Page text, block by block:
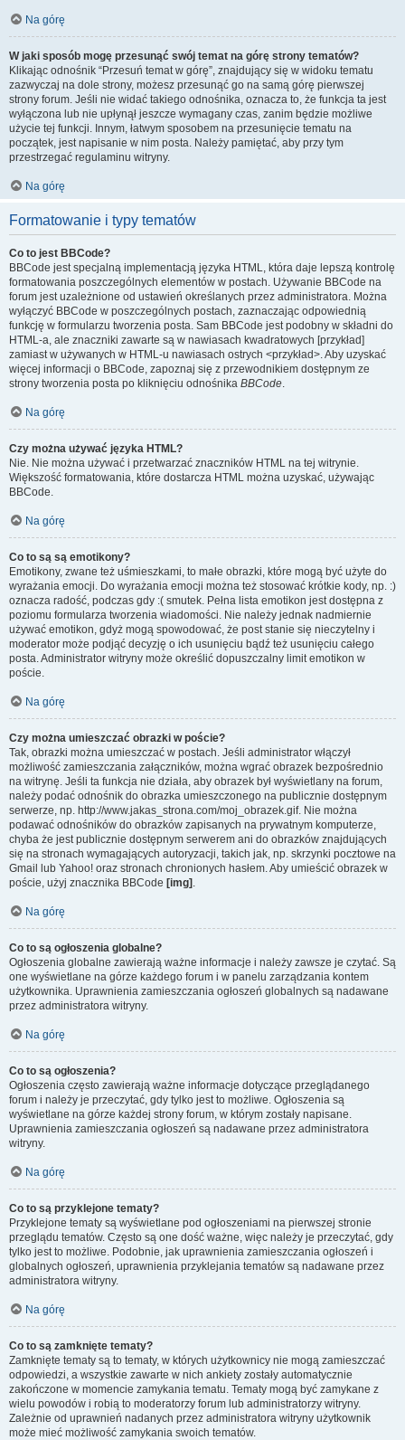
Na górę
W jaki sposób mogę przesunąć swój temat na górę strony tematów?
Klikając odnośnik “Przesuń temat w górę”, znajdujący się w widoku tematu
zazwyczaj na dole strony, możesz przesunąć go na samą górę pierwszej
strony forum. Jeśli nie widać takiego odnośnika, oznacza to, że funkcja ta jest
wyłączona lub nie upłynął jeszcze wymagany czas, zanim będzie możliwe
użycie tej funkcji. Innym, łatwym sposobem na przesunięcie tematu na
początek, jest napisanie w nim posta. Należy pamiętać, aby przy tym
przestrzegać regulaminu witryny.
Na górę
Formatowanie i typy tematów
Co to jest BBCode?
BBCode jest specjalną implementacją języka HTML, która daje lepszą kontrolę
formatowania poszczególnych elementów w postach. Używanie BBCode na
forum jest uzależnione od ustawień określanych przez administratora. Można
wyłączyć BBCode w poszczególnych postach, zaznaczając odpowiednią
funkcję w formularzu tworzenia posta. Sam BBCode jest podobny w składni do
HTML-a, ale znaczniki zawarte są w nawiasach kwadratowych [przykład]
zamiast w używanych w HTML-u nawiasach ostrych <przykład>. Aby uzyskać
więcej informacji o BBCode, zapoznaj się z przewodnikiem dostępnym ze
strony tworzenia posta po kliknięciu odnośnika BBCode.
Na górę
Czy można używać języka HTML?
Nie. Nie można używać i przetwarzać znaczników HTML na tej witrynie.
Większość formatowania, które dostarcza HTML można uzyskać, używając
BBCode.
Na górę
Co to są są emotikony?
Emotikony, zwane też uśmieszkami, to małe obrazki, które mogą być użyte do
wyrażania emocji. Do wyrażania emocji można też stosować krótkie kody, np. :)
oznacza radość, podczas gdy :( smutek. Pełna lista emotikon jest dostępna z
poziomu formularza tworzenia wiadomości. Nie należy jednak nadmiernie
używać emotikon, gdyż mogą spowodować, że post stanie się nieczytelny i
moderator może podjąć decyzję o ich usunięciu bądź też usunięciu całego
posta. Administrator witryny może określić dopuszczalny limit emotikon w
poście.
Na górę
Czy można umieszczać obrazki w poście?
Tak, obrazki można umieszczać w postach. Jeśli administrator włączył
możliwość zamieszczania załączników, można wgrać obrazek bezpośrednio
na witrynę. Jeśli ta funkcja nie działa, aby obrazek był wyświetlany na forum,
należy podać odnośnik do obrazka umieszczonego na publicznie dostępnym
serwerze, np. http://www.jakas_strona.com/moj_obrazek.gif. Nie można
podawać odnośników do obrazków zapisanych na prywatnym komputerze,
chyba że jest publicznie dostępnym serwerem ani do obrazków znajdujących
się na stronach wymagających autoryzacji, takich jak, np. skrzynki pocztowe na
Gmail lub Yahoo! oraz stronach chronionych hasłem. Aby umieścić obrazek w
poście, użyj znacznika BBCode [img].
Na górę
Co to są ogłoszenia globalne?
Ogłoszenia globalne zawierają ważne informacje i należy zawsze je czytać. Są
one wyświetlane na górze każdego forum i w panelu zarządzania kontem
użytkownika. Uprawnienia zamieszczania ogłoszeń globalnych są nadawane
przez administratora witryny.
Na górę
Co to są ogłoszenia?
Ogłoszenia często zawierają ważne informacje dotyczące przeglądanego
forum i należy je przeczytać, gdy tylko jest to możliwe. Ogłoszenia są
wyświetlane na górze każdej strony forum, w którym zostały napisane.
Uprawnienia zamieszczania ogłoszeń są nadawane przez administratora
witryny.
Na górę
Co to są przyklejone tematy?
Przyklejone tematy są wyświetlane pod ogłoszeniami na pierwszej stronie
przeglądu tematów. Często są one dość ważne, więc należy je przeczytać, gdy
tylko jest to możliwe. Podobnie, jak uprawnienia zamieszczania ogłoszeń i
globalnych ogłoszeń, uprawnienia przyklejania tematów są nadawane przez
administratora witryny.
Na górę
Co to są zamknięte tematy?
Zamknięte tematy są to tematy, w których użytkownicy nie mogą zamieszczać
odpowiedzi, a wszystkie zawarte w nich ankiety zostały automatycznie
zakończone w momencie zamykania tematu. Tematy mogą być zamykane z
wielu powodów i robią to moderatorzy forum lub administratorzy witryny.
Zależnie od uprawnień nadanych przez administratora witryny użytkownik
może mieć możliwość zamykania swoich tematów.